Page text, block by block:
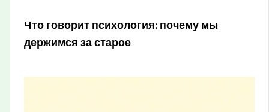
Что говорит психология: почему мы
держимся за старое